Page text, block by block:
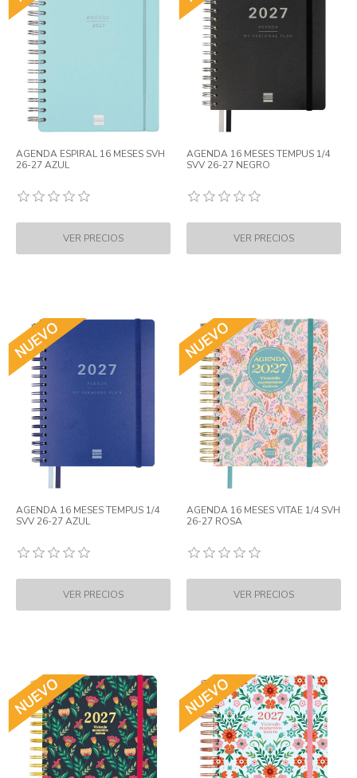
AGENDA ESPIRAL 16 MESES SVH
26-27 AZUL
AGENDA 16 MESES TEMPUS 1/4
SVV 26-27 NEGRO
AGENDA 16 MESES TEMPUS 1/4
SVV 26-27 AZUL
AGENDA 16 MESES VITAE 1/4 SVH
26-27 ROSA